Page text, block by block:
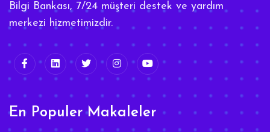
Bilgi Bankası, 7/24 müşteri destek ve yardım
merkezi hizmetimizdir.
En Populer Makaleler